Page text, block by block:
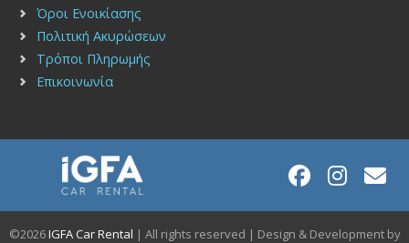
Όροι Ενοικίασης
Πολιτική Ακυρώσεων
Τρόποι Πληρωμής
Επικοινωνία
©2026IGFA Car Rental | All rights reserved | Design & Development by